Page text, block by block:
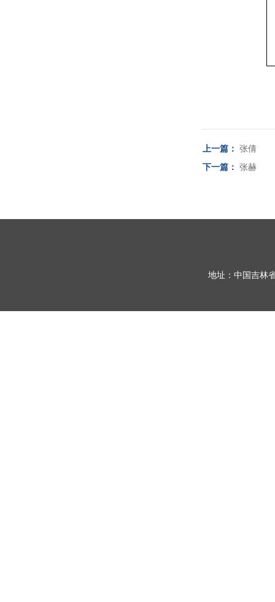
上一篇： 张倩
下一篇： 张赫
地址：中国吉林